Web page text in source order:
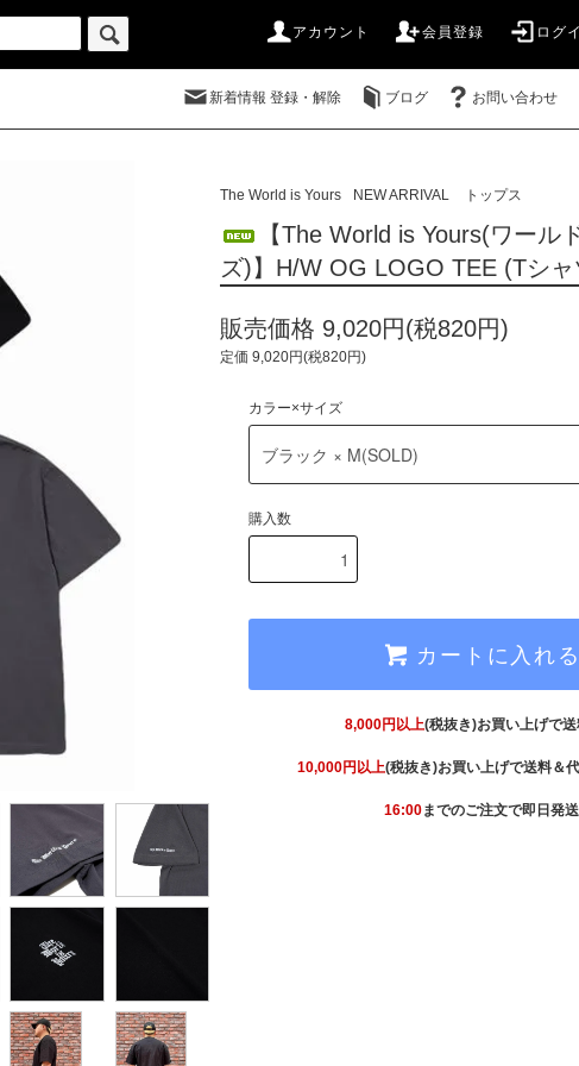
アカウント 会員登録 ログ
新着情報 登録・解除 ブログ お問い合わせ
The World is Yours NEW ARRIVAL トップス
【The World is Yours(ワール
ズ)】H/W OG LOGO TEE (Tシ
販売価格 9,020円(税820円)
定価 9,020円(税820円)
カラー×サイズ
購入数
カートに入れる
8,000円以上(税抜き)お買い上げで
10,000円以上(税抜き)お買い上げで送料＆
16:00までのご注文で即日発送